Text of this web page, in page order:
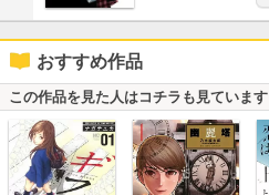
おすすめ作品
この作品を見た人はコチラも見ています